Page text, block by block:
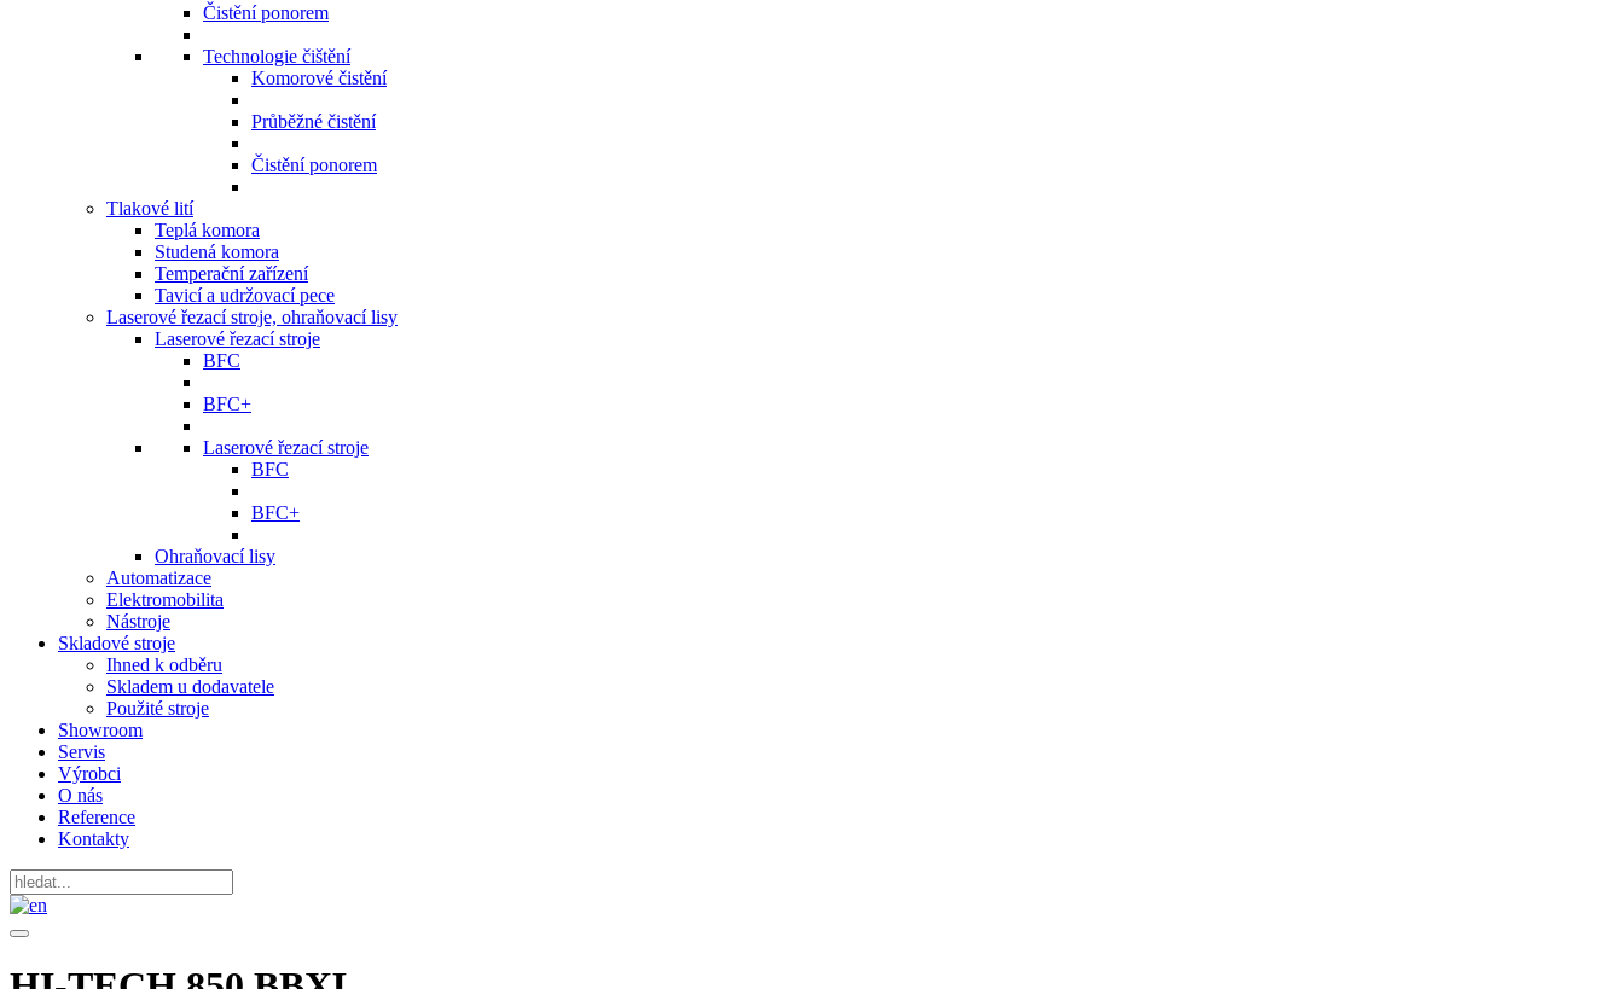
Čistění ponorem
Technologie čištění
Komorové čistění
Průběžné čistění
Čistění ponorem
Tlakové lití
Teplá komora
Studená komora
Temperační zařízení
Tavicí a udržovací pece
Laserové řezací stroje, ohraňovací lisy
Laserové řezací stroje
BFC
BFC+
Laserové řezací stroje
BFC
BFC+
Ohraňovací lisy
Automatizace
Elektromobilita
Nástroje
Skladové stroje
Ihned k odběru
Skladem u dodavatele
Použité stroje
Showroom
Servis
Výrobci
O nás
Reference
Kontakty